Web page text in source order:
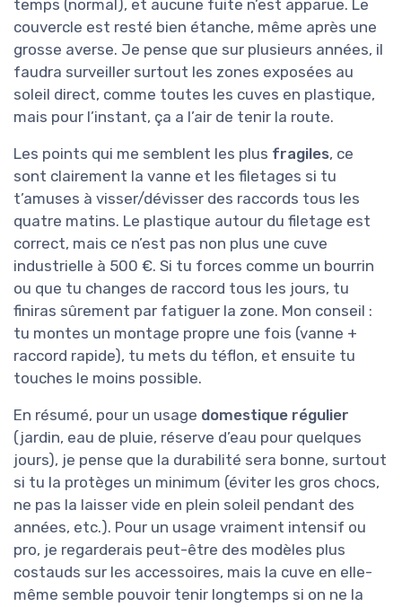
temps (normal), et aucune fuite n’est apparue. Le
couvercle est resté bien étanche, même après une
grosse averse. Je pense que sur plusieurs années, il
faudra surveiller surtout les zones exposées au
soleil direct, comme toutes les cuves en plastique,
mais pour l’instant, ça a l’air de tenir la route.
Les points qui me semblent les plus fragiles, ce
sont clairement la vanne et les filetages si tu
t’amuses à visser/dévisser des raccords tous les
quatre matins. Le plastique autour du filetage est
correct, mais ce n’est pas non plus une cuve
industrielle à 500 €. Si tu forces comme un bourrin
ou que tu changes de raccord tous les jours, tu
finiras sûrement par fatiguer la zone. Mon conseil :
tu montes un montage propre une fois (vanne +
raccord rapide), tu mets du téflon, et ensuite tu
touches le moins possible.
En résumé, pour un usage domestique régulier
(jardin, eau de pluie, réserve d’eau pour quelques
jours), je pense que la durabilité sera bonne, surtout
si tu la protèges un minimum (éviter les gros chocs,
ne pas la laisser vide en plein soleil pendant des
années, etc.). Pour un usage vraiment intensif ou
pro, je regarderais peut-être des modèles plus
costauds sur les accessoires, mais la cuve en elle-
même semble pouvoir tenir longtemps si on ne la